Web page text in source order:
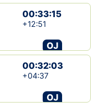
00:33:15
+12:51
OJ
00:32:03
+04:37
OJ